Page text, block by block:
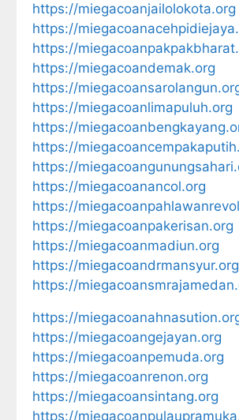
https://miegacoanjailolokota.org
https://
https://
https://miegacoandemak.org
https://
https://miegacoanlimapuluh.org
https://
https://
https://
https://miegacoanancol.org
https://
https://miegacoanpakerisan.org
https://miegacoanmadiun.org
https://miegacoandrmansyur.org
https://
https://
https://miegacoangejayan.org
https://miegacoanpemuda.org
https://miegacoanrenon.org
https://miegacoansintang.org
https://